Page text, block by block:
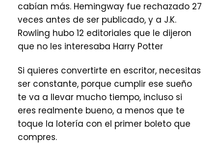
cabían más. Hemingway fue rechazado 27
veces antes de ser publicado, y a J.K.
Rowling hubo 12 editoriales que le dijeron
que no les interesaba Harry Potter
Si quieres convertirte en escritor, necesitas
ser constante, porque cumplir ese sueño
te va a llevar mucho tiempo, incluso si
eres realmente bueno, a menos que te
toque la lotería con el primer boleto que
compres.